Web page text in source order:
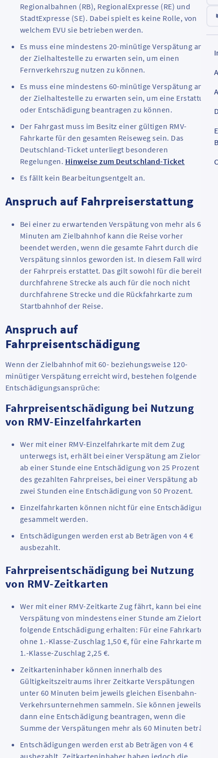
Regionalbahnen (RB), RegionalExpresse (RE) und
StadtExpresse (SE). Dabei spielt es keine Rolle, von
welchem EVU sie betrieben werden.
Es muss eine mindestens 20-minütige Verspätung an
der Zielhaltestelle zu erwarten sein, um einen
Fernverkehrszug nutzen zu können.
Es muss eine mindestens 60-minütige Verspätung an
der Zielhaltestelle zu erwarten sein, um eine Erstattung
oder Entschädigung beantragen zu können.
Der Fahrgast muss im Besitz einer gültigen RMV-
Fahrkarte für den gesamten Reiseweg sein. Das
Deutschland-Ticket unterliegt besonderen
Regelungen. Hinweise zum Deutschland-Ticket
Es fällt kein Bearbeitungsentgelt an.
Anspruch auf Fahrpreiserstattung
Bei einer zu erwartenden Verspätung von mehr als 60
Minuten am Zielbahnhof kann die Reise vorher
beendet werden, wenn die gesamte Fahrt durch die
Verspätung sinnlos geworden ist. In diesem Fall wird
der Fahrpreis erstattet. Das gilt sowohl für die bereits
durchfahrene Strecke als auch für die noch nicht
durchfahrene Strecke und die Rückfahrkarte zum
Startbahnhof der Reise.
Anspruch auf
Fahrpreisentschädigung
Wenn der Zielbahnhof mit 60- beziehungsweise 120-
minütiger Verspätung erreicht wird, bestehen folgende
Entschädigungsansprüche:
Fahrpreisentschädigung bei Nutzung
von RMV-Einzelfahrkarten
Wer mit einer RMV-Einzelfahrkarte mit dem Zug
unterwegs ist, erhält bei einer Verspätung am Zielort
ab einer Stunde eine Entschädigung von 25 Prozent
des gezahlten Fahrpreises, bei einer Verspätung ab
zwei Stunden eine Entschädigung von 50 Prozent.
Einzelfahrkarten können nicht für eine Entschädigung
gesammelt werden.
Entschädigungen werden erst ab Beträgen von 4 €
ausbezahlt.
Fahrpreisentschädigung bei Nutzung
von RMV-Zeitkarten
Wer mit einer RMV-Zeitkarte Zug fährt, kann bei einer
Verspätung von mindestens einer Stunde am Zielort
folgende Entschädigung erhalten: Für eine Fahrkarte
ohne 1.-Klasse-Zuschlag 1,50 €, für eine Fahrkarte mit
1.-Klasse-Zuschlag 2,25 €.
Zeitkarteninhaber können innerhalb des
Gültigkeitszeitraums ihrer Zeitkarte Verspätungen
unter 60 Minuten beim jeweils gleichen Eisenbahn-
Verkehrsunternehmen sammeln. Sie können jeweils
dann eine Entschädigung beantragen, wenn die
Summe der Verspätungen mehr als 60 Minuten beträgt.
Entschädigungen werden erst ab Beträgen von 4 €
ausbezahlt. Zeitkarteninhaber haben jedoch die